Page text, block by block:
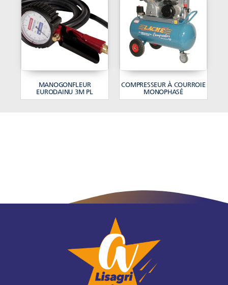
MANOGONFLEUR
EURODAINU 3M PL
COMPRESSEUR À COURROIE
MONOPHASÉ